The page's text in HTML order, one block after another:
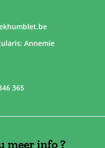
Annemie
365
meer info ?